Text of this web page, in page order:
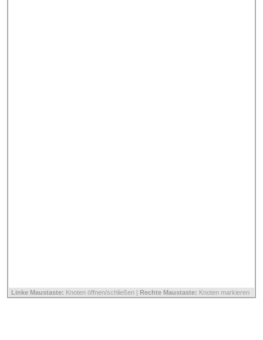
Linke Maustaste: Knoten öffnen/schließen | Rechte Maustaste: Knoten markieren